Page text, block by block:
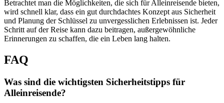
Betrachtet man die Möglichkeiten, die sich für Alleinreisende bieten,
wird schnell klar, dass ein gut durchdachtes Konzept aus Sicherheit
und Planung der Schlüssel zu unvergesslichen Erlebnissen ist. Jeder
Schritt auf der Reise kann dazu beitragen, außergewöhnliche
Erinnerungen zu schaffen, die ein Leben lang halten.
FAQ
Was sind die wichtigsten Sicherheitstipps für
Alleinreisende?